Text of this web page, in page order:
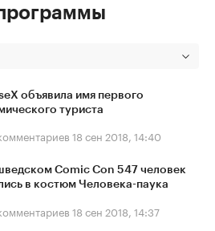
объявила имя первого
туриста
18 сен 2018, 14:40
Comic Con 547 человек
в костюм Человека-паука
18 сен 2018, 14:37